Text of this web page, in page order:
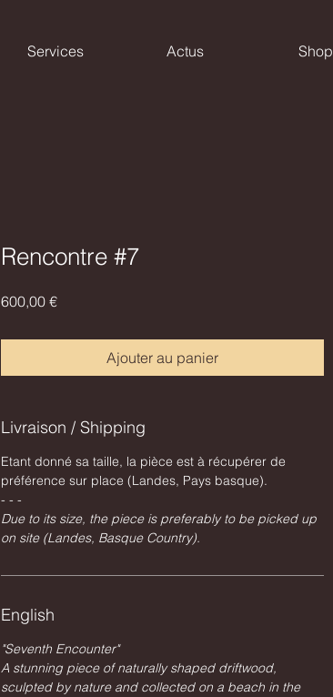
Services Actus Shop
Rencontre #7
600,00 €Prix
Ajouter au panier
Livraison / Shipping
Etant donné sa taille, la pièce est à récupérer de
préférence sur place (Landes, Pays basque).
- - -
Due to its size, the piece is preferably to be picked up
on site (Landes, Basque Country).
English
"Seventh Encounter"
A stunning piece of naturally shaped driftwood,
sculpted by nature and collected on a beach in the